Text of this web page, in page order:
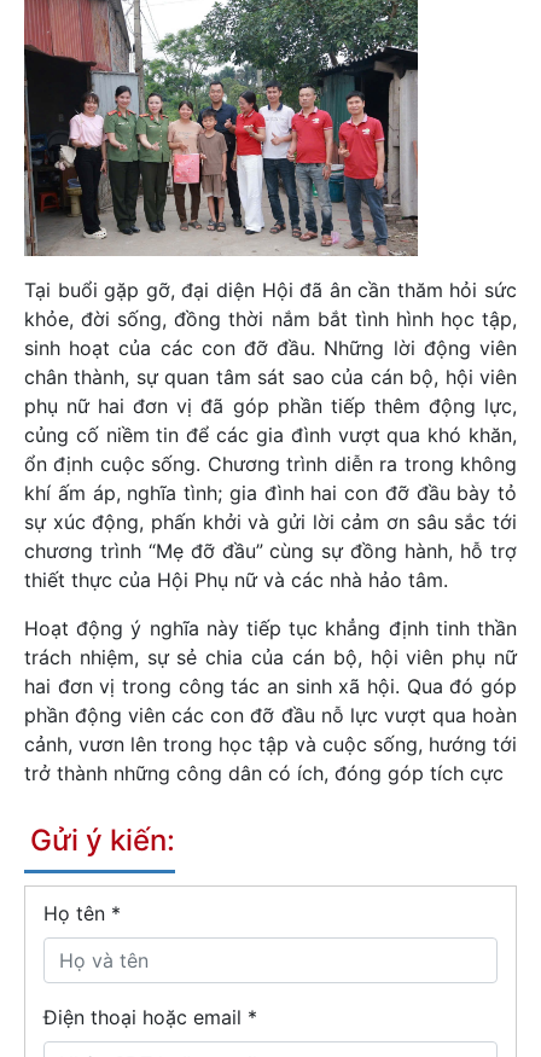
Tại buổi gặp gỡ, đại diện Hội đã ân cần thăm hỏi sức
khỏe, đời sống, đồng thời nắm bắt tình hình học tập,
sinh hoạt của các con đỡ đầu. Những lời động viên
chân thành, sự quan tâm sát sao của cán bộ, hội viên
phụ nữ hai đơn vị đã góp phần tiếp thêm động lực,
củng cố niềm tin để các gia đình vượt qua khó khăn,
ổn định cuộc sống. Chương trình diễn ra trong không
khí ấm áp, nghĩa tình; gia đình hai con đỡ đầu bày tỏ
sự xúc động, phấn khởi và gửi lời cảm ơn sâu sắc tới
chương trình “Mẹ đỡ đầu” cùng sự đồng hành, hỗ trợ
thiết thực của Hội Phụ nữ và các nhà hảo tâm.
Hoạt động ý nghĩa này tiếp tục khẳng định tinh thần
trách nhiệm, sự sẻ chia của cán bộ, hội viên phụ nữ
hai đơn vị trong công tác an sinh xã hội. Qua đó góp
phần động viên các con đỡ đầu nỗ lực vượt qua hoàn
cảnh, vươn lên trong học tập và cuộc sống, hướng tới
trở thành những công dân có ích, đóng góp tích cực
Gửi ý kiến:
Họ tên *
Điện thoại hoặc email *